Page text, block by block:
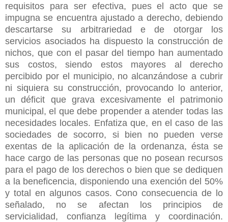
requisitos para ser efectiva, pues el acto que se
impugna se encuentra ajustado a derecho, debiendo
descartarse su arbitrariedad e de otorgar los
servicios asociados ha dispuesto la construcción de
nichos, que con el pasar del tiempo han aumentado
sus costos, siendo estos mayores al derecho
percibido por el municipio, no alcanzándose a cubrir
ni siquiera su construcción, provocando lo anterior,
un déficit que grava excesivamente el patrimonio
municipal, el que debe propender a atender todas las
necesidades locales. Enfatiza que, en el caso de las
sociedades de socorro, si bien no pueden verse
exentas de la aplicación de la ordenanza, ésta se
hace cargo de las personas que no posean recursos
para el pago de los derechos o bien que se dediquen
a la beneficencia, disponiendo una exención del 50%
y total en algunos casos. Cono consecuencia de lo
señalado, no se afectan los principios de
servicialidad, confianza legítima y coordinación.